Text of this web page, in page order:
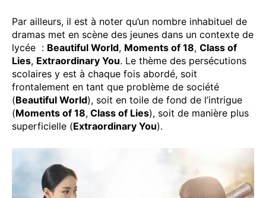
Par ailleurs, il est à noter qu’un nombre inhabituel de
dramas met en scène des jeunes dans un contexte de
lycée : Beautiful World, Moments of 18, Class of
Lies, Extraordinary You. Le thème des persécutions
scolaires y est à chaque fois abordé, soit
frontalement en tant que problème de société
(Beautiful World), soit en toile de fond de l’intrigue
(Moments of 18, Class of Lies), soit de manière plus
superficielle (Extraordinary You).